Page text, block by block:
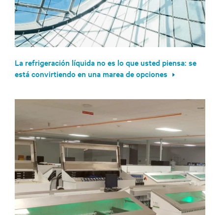
La refrigeración líquida no es lo que usted piensa: se
está convirtiendo en una marea de opciones